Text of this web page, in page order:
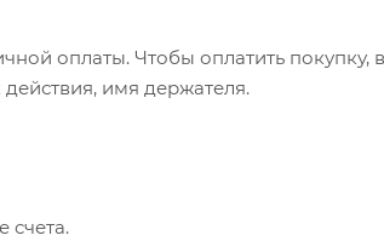
оплаты. Чтобы оплатить покупку,
имя держателя.
счета.